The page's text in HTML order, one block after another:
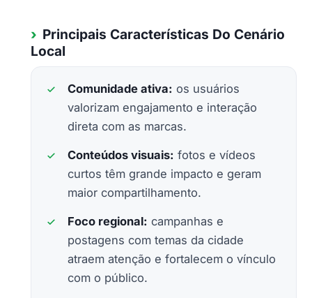
Principais Características Do Cenário
Local
Comunidade ativa: os usuários
valorizam engajamento e interação
direta com as marcas.
Conteúdos visuais: fotos e vídeos
curtos têm grande impacto e geram
maior compartilhamento.
Foco regional: campanhas e
postagens com temas da cidade
atraem atenção e fortalecem o vínculo
com o público.